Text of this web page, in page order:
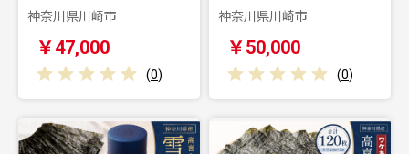
神奈川県川崎市
￥47,000
(0)
神奈川県川崎市
￥50,000
(0)